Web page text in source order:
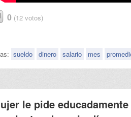
0 (12 votos)
sueldo dinero salario mes
le pide